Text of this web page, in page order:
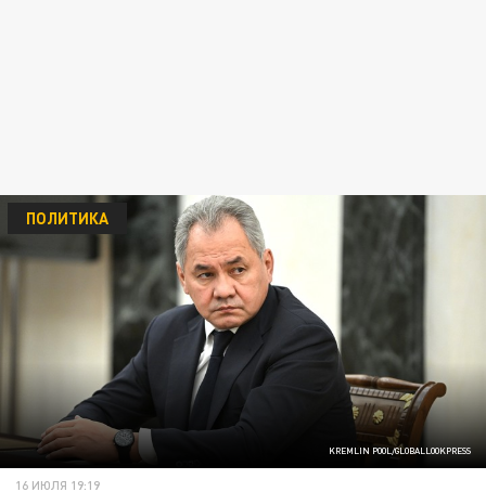
KREMLIN POOL/GLOBALLOOKPRESS
ПОЛИТИКА
16 ИЮЛЯ 19:19